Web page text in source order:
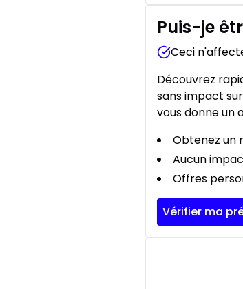
Puis-je
Ceci
Découvrez
sans impact
vous donne un
Obtenez un
Aucun
Offres
Vérifier ma